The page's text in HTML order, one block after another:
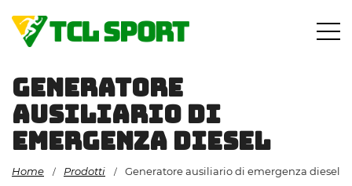
contenuto
Generatore
ausiliario di
emergenza diesel
Home / Prodotti / Generatore ausiliario di emergenza diesel